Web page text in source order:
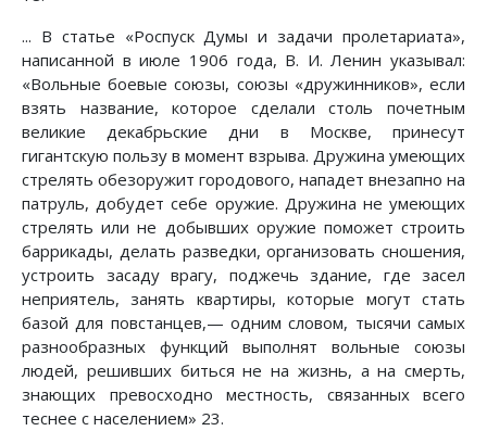
... В статье «Роспуск Думы и задачи пролетариата»,
написанной в июле 1906 года, В. И. Ленин указывал:
«Вольные боевые союзы, союзы «дружинников», если
взять название, которое сделали столь почетным
великие декабрьские дни в Москве, принесут
гигантскую пользу в момент взрыва. Дружина умеющих
стрелять обезоружит городового, нападет внезапно на
патруль, добудет себе оружие. Дружина не умеющих
стрелять или не добывших оружие поможет строить
баррикады, делать разведки, организовать сношения,
устроить засаду врагу, поджечь здание, где засел
неприятель, занять квартиры, которые могут стать
базой для повстанцев,— одним словом, тысячи самых
разнообразных функций выполнят вольные союзы
людей, решивших биться не на жизнь, а на смерть,
знающих превосходно местность, связанных всего
теснее с населением» 23.